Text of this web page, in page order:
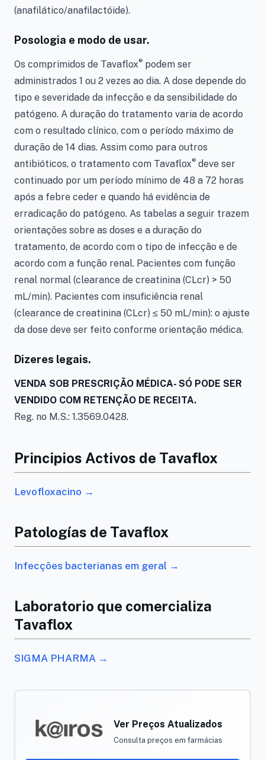
(anafilático/anafilactóide).
Posologia e modo de usar.
Os comprimidos de Tavaflox® podem ser
administrados 1 ou 2 vezes ao dia. A dose depende do
tipo e severidade da infecção e da sensibilidade do
patógeno. A duração do tratamento varia de acordo
com o resultado clínico, com o período máximo de
duração de 14 dias. Assim como para outros
antibióticos, o tratamento com Tavaflox® deve ser
continuado por um período mínimo de 48 a 72 horas
após a febre ceder e quando há evidência de
erradicação do patógeno. As tabelas a seguir trazem
orientações sobre as doses e a duração do
tratamento, de acordo com o tipo de infecção e de
acordo com a função renal. Pacientes com função
renal normal (clearance de creatinina (CLcr) > 50
mL/min). Pacientes com insuficiência renal
(clearance de creatinina (CLcr) ≤ 50 mL/min): o ajuste
da dose deve ser feito conforme orientação médica.
Dizeres legais.
VENDA SOB PRESCRIÇÃO MÉDICA- SÓ PODE SER
VENDIDO COM RETENÇÃO DE RECEITA.
Reg. no M.S.: 1.3569.0428.
Principios Activos de Tavaflox
Levofloxacino →
Patologías de Tavaflox
Infecções bacterianas em geral →
Laboratorio que comercializa
Tavaflox
SIGMA PHARMA →
Ver Preços Atualizados
Consulta preços em farmácias